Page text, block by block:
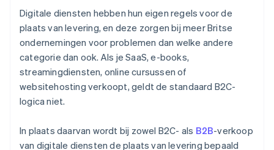
Digitale diensten hebben hun eigen regels voor de
plaats van levering, en deze zorgen bij meer Britse
ondernemingen voor problemen dan welke andere
categorie dan ook. Als je SaaS, e-books,
streamingdiensten, online cursussen of
websitehosting verkoopt, geldt de standaard B2C-
logica niet.
In plaats daarvan wordt bij zowel B2C- als B2B-verkoop
van digitale diensten de plaats van levering bepaald